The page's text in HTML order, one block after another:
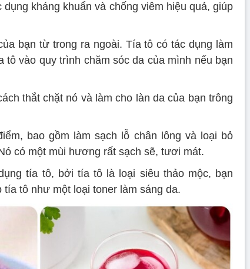
kháng khuẩn và chống viêm hiệu quả, giúp
bạn từ trong ra ngoài. Tía tô có tác dụng làm
tô vào quy trình chăm sóc da của mình nếu bạn
thắt chặt nó và làm cho làn da của bạn trông
bao gồm làm sạch lỗ chân lông và loại bỏ
có một mùi hương rất sạch sẽ, tươi mát.
tía tô, bởi tía tô là loại siêu thảo mộc, bạn
tô như một loại toner làm sáng da.